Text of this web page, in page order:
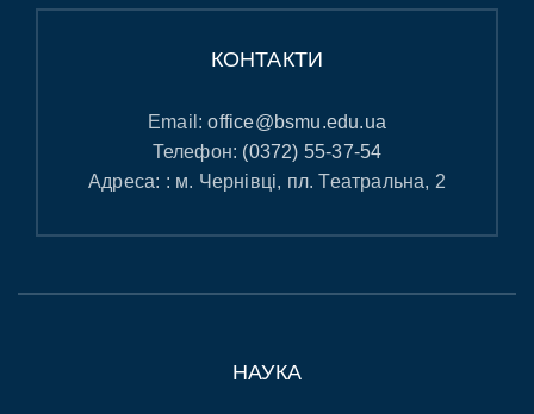
КОНТАКТИ
Email:office@bsmu.edu.ua
Телефон: (0372) 55-37-54
Адреса: : м. Чернівці, пл. Театральна, 2
НАУКА